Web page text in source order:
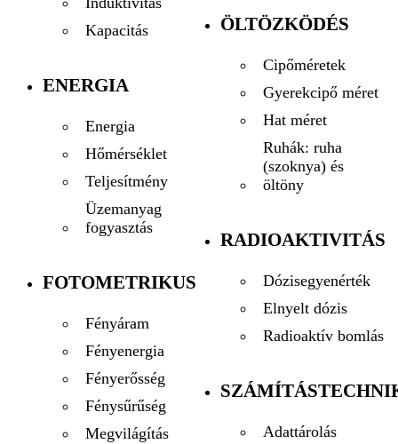
Kapacitás
ENERGIA
Energia
Hőmérséklet
Teljesítmény
Üzemanyag
fogyasztás
FOTOMETRIKUS
Fényáram
Fényenergia
Fényerősség
Fénysűrűség
Megvilágítás
ÖLTÖZKÖDÉS
Cipőméretek
Gyerekcipő méret
Hat méret
Ruhák: ruha
(szoknya) és
öltöny
RADIOAKTIVITÁS
Dózisegyenérték
Elnyelt dózis
Radioaktív bomlás
Adattárolás